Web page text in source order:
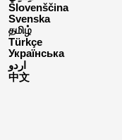
Slovenščina
Svenska
தமிழ்
Türkçe
Українська
اردو
中文